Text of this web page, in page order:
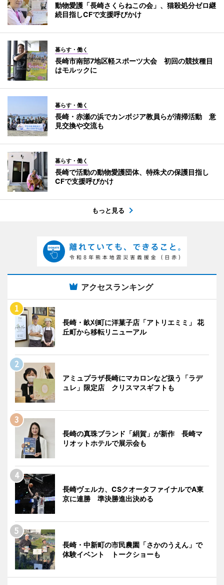
動物愛護「長崎さくらねこの会」、猫殺処分ゼロ継
続目指しCFで支援呼びかけ
暮らす・働く
長崎市南部7地区軽スポーツ大会 初回の競技種目
はモルックに
暮らす・働く
長崎・赤瀬の浜でカンボジア教員らが清掃活動 意
見交換や交流も
暮らす・働く
長崎で活動の動物愛護団体、特殊犬の保護目指し
CFで支援呼びかけ
もっと見る
アクセスランキング
長崎・畝刈町に洋菓子店「アトリエミミ」 花
丘町から移転リニューアル
アミュプラザ長崎にマカロンなど扱う「ラデ
ュレ」限定店 クリスマスギフトも
長崎の真珠ブランド「絹賀」が新作 長崎マ
リオットホテルで展示会も
長崎ヴェルカ、CSクオータファイナルでA東
京に連勝 準決勝進出決める
長崎・中新町の市民農園「さかのうえん」で
体験イベント トークショーも